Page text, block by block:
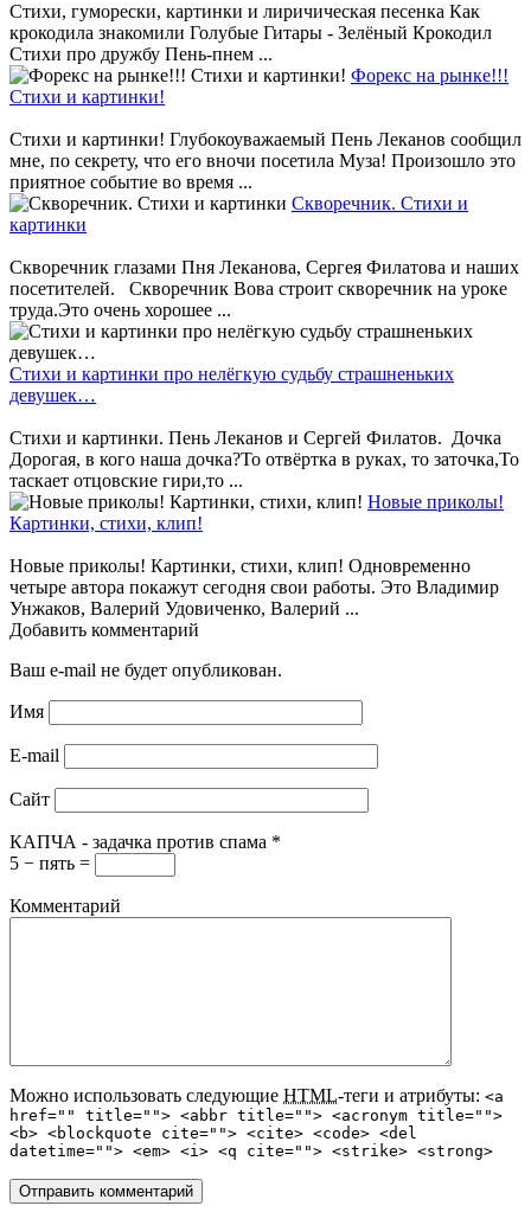
Стихи, гуморески, картинки и лиричическая песенка Как
крокодила знакомили Голубые Гитары - Зелёный Крокодил
Cтихи про дружбу Пень-пнем ...
Форекс на рынке!!!
Стихи и картинки!
Стихи и картинки! Глубокоуважаемый Пень Леканов сообщил
мне, по секрету, что его вночи посетила Муза! Произошло это
приятное событие во время ...
Скворечник. Стихи и
картинки
Скворечник глазами Пня Леканова, Сергея Филатова и наших
посетителей. Скворечник Вова строит скворечник на уроке
труда.Это очень хорошее ...
Стихи и картинки про нелёгкую судьбу страшненьких
девушек…
Стихи и картинки. Пень Леканов и Сергей Филатов. Дочка
Дорогая, в кого наша дочка?То отвёртка в руках, то заточка,То
таскает отцовские гири,то ...
Новые приколы!
Картинки, стихи, клип!
Новые приколы! Картинки, стихи, клип! Одновременно
четыре автора покажут сегодня свои работы. Это Владимир
Унжаков, Валерий Удовиченко, Валерий ...
Добавить комментарий
Ваш e-mail не будет опубликован.
Имя
E-mail
Сайт
КАПЧА - задачка против спама *
5 − пять =
Комментарий
Можно использовать следующие HTML-теги и атрибуты: <a
href="" title=""> <abbr title=""> <acronym title="">
<b> <blockquote cite=""> <cite> <code> <del
datetime=""> <em> <i> <q cite=""> <strike> <strong>